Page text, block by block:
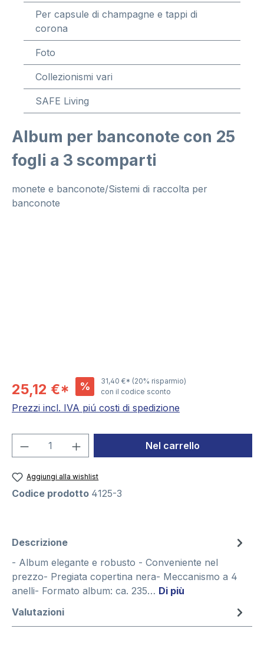
Per capsule di champagne e tappi di
corona
Foto
Collezionismi vari
SAFE Living
Album per banconote con 25
fogli a 3 scomparti
monete e banconote/Sistemi di raccolta per
banconote
25,12 €* % 31,40 €* (20% risparmio)
con il codice sconto
Prezzi incl. IVA piú costi di spedizione
Quantità del prodotto: inserisci la
Nel carrello
Aggiungi alla wishlist
Codice prodotto 4125-3
Descrizione
- Album elegante e robusto - Conveniente nel
prezzo- Pregiata copertina nera- Meccanismo a 4
anelli- Formato album: ca. 235… Di più
Valutazioni